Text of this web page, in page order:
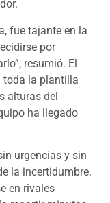
fue tajante en la
por
resumió. El
toda la plantilla
alturas del
ha llegado
urgencias y sin
la incertidumbre.
en rivales